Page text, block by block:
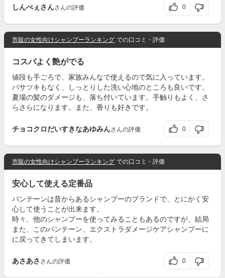
しんべぇさんさんの評価 0
市販の女性向けシャンプーランキング での口コミ・評価
コスパよく艶がでる
値段も手ごろで、家族みんなで使えるので気に入っています。
パサツキもなく、しっとりした洗い心地のところも良いです。
夏場の髪のダメージも、落ち付いています。手触りもよく、さ
らさらになります。また、香りも好きです。
チョコクロだいすきなあゆみんさんの評価 0
市販の女性向けシャンプーランキング での口コミ・評価
安心して使える定番品
パンテーンは昔からあるシャンプーのブランドで、とにかく安
心して使うことが出来ます。
時々、他のシャンプーを使ってみることもあるのですが、結局
また、このパンテーン、エクストラダメージケアシャンプーに
に戻ってきてしまいます。
あさあさ さんの評価 0